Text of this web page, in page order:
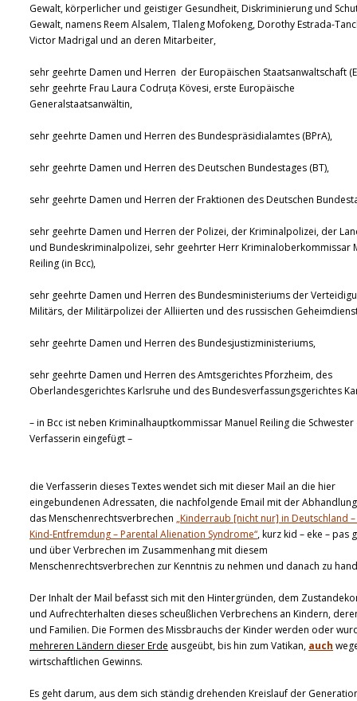
Gewalt, körperlicher und geistiger Gesundheit, Diskriminierung und
Gewalt, namens Reem Alsalem, Tlaleng Mofokeng, Dorothy Estrada-
Victor Madrigal und an deren Mitarbeiter,
sehr geehrte Damen und Herren der Europäischen Staatsanwaltschaft
sehr geehrte Frau Laura Codruța Kövesi, erste Europäische
Generalstaatsanwältin,
sehr geehrte Damen und Herren des Bundespräsidialamtes (BPrA),
sehr geehrte Damen und Herren des Deutschen Bundestages (BT),
sehr geehrte Damen und Herren der Fraktionen des Deutschen
sehr geehrte Damen und Herren der Polizei, der Kriminalpolizei, der
und Bundeskriminalpolizei, sehr geehrter Herr Kriminaloberkommissar
Reiling (in Bcc),
sehr geehrte Damen und Herren des Bundesministeriums der
Militärs, der Militärpolizei der Alliierten und des russischen
sehr geehrte Damen und Herren des Bundesjustizministeriums,
sehr geehrte Damen und Herren des Amtsgerichtes Pforzheim, des
Oberlandesgerichtes Karlsruhe und des Bundesverfassungsgerichtes
– in Bcc ist neben Kriminalhauptkommissar Manuel Reiling die
Verfasserin eingefügt –
die Verfasserin dieses Textes wendet sich mit dieser Mail an die hier
eingebundenen Adressaten, die nachfolgende Email mit der
das Menschenrechtsverbrechen „Kinderraub [nicht nur] in Deutschland
Kind-Entfremdung – Parental Alienation Syndrome“, kurz kid – eke – pas
und über Verbrechen im Zusammenhang mit diesem
Menschenrechtsverbrechen zur Kenntnis zu nehmen und danach zu
Der Inhalt der Mail befasst sich mit den Hintergründen, dem
und Aufrechterhalten dieses scheußlichen Verbrechens an Kindern,
und Familien. Die Formen des Missbrauchs der Kinder werden oder
mehreren Ländern dieser Erde ausgeübt, bis hin zum Vatikan, auch
wirtschaftlichen Gewinns.
Es geht darum, aus dem sich ständig drehenden Kreislauf der